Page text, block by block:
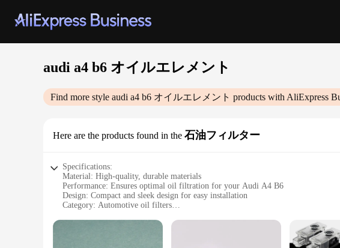
audi a4 b6 オイルエレメント
Find more style audi a4 b6 オイルエレメント products with AliExpress
Here are the products found in the 石油フィルター
Specifications:
Material: High-quality, durable materials
Performance: Ensures optimal oil filtration for your Audi A4 B6
Design: Compact and sleek design for easy installation
Category: Automotive oil filters
Quantity: Available in sets for comprehensive coverage